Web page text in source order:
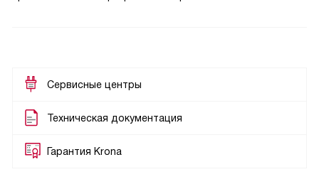
Сервисные центры
Техническая документация
Гарантия Krona